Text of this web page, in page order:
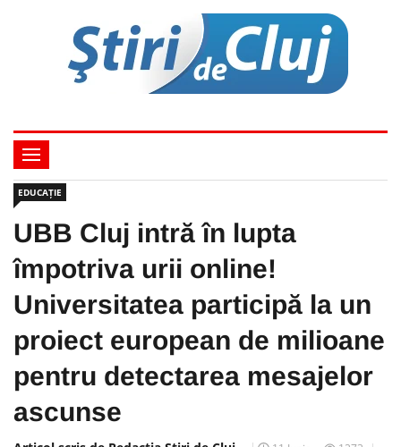
EDUCAȚIE
UBB Cluj intră în lupta
împotriva urii online!
Universitatea participă la un
proiect european de milioane
pentru detectarea mesajelor
ascunse